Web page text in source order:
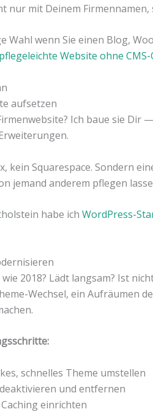
mit Deinem
Wahl wenn Sie einen Blog,
Website ohne
aufsetzen
Ich baue sie
kein Squarespace. Sondern
jemand anderem pflegen
habe ich WordPress-
2018? Lädt langsam? Ist
Wechsel, ein Aufräumen
schnelles Theme umstellen
und entfernen
einrichten